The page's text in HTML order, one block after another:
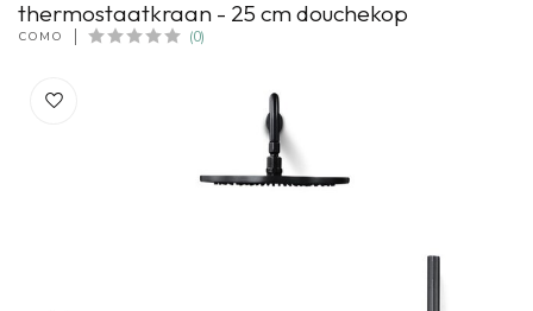
thermostaatkraan - 25 cm douchekop
COMO (0)